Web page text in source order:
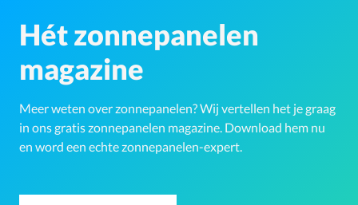
Hét zonnepanelen
magazine
Meer weten over zonnepanelen? Wij vertellen het je graag
in ons gratis zonnepanelen magazine. Download hem nu
en word een echte zonnepanelen-expert.